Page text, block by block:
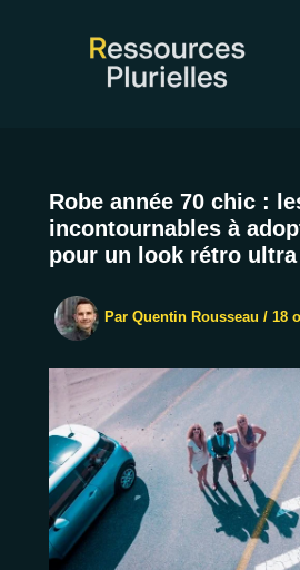
Robe année 70 chic :
incontournables à
pour un look rétro
Par Quentin Rousseau / 18